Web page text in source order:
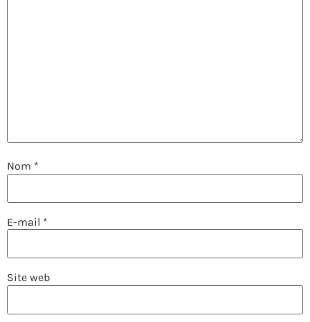
Nom *
E-mail *
Site web